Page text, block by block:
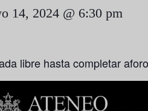
14, 2024 @ 6:30 pm
libre hasta completar aforo